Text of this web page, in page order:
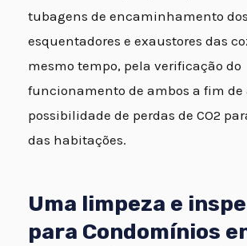
tubagens de encaminhamento
esquentadores e exaustores das
mesmo tempo, pela verificação do
funcionamento de ambos a fim de
possibilidade de perdas de CO2
das habitações.
Uma limpeza e
para Condomínios